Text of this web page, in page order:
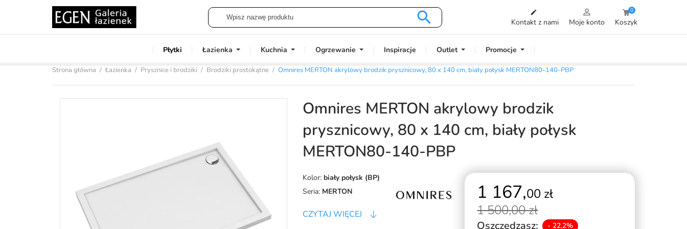
 
Kontakt z nami Moje konto Koszyk
0
Płytki Łazienka Kuchnia Ogrzewanie Inspiracje Outlet Promocje
Strona główna Łazienka Prysznice i brodziki Brodziki prostokątne Omnires MERTON akrylowy brodzik prysznicowy, 80 x 140 cm, biały połysk MERTON80-140-PBP
Omnires MERTON akrylowy brodzik
prysznicowy, 80 x 140 cm, biały połysk
MERTON80-140-PBP
Kolor: biały połysk (BP)
Seria: MERTON
CZYTAJ WIĘCEJ
1 167,00 zł
1 500,00 zł
Oszczędzasz: - 22,2%